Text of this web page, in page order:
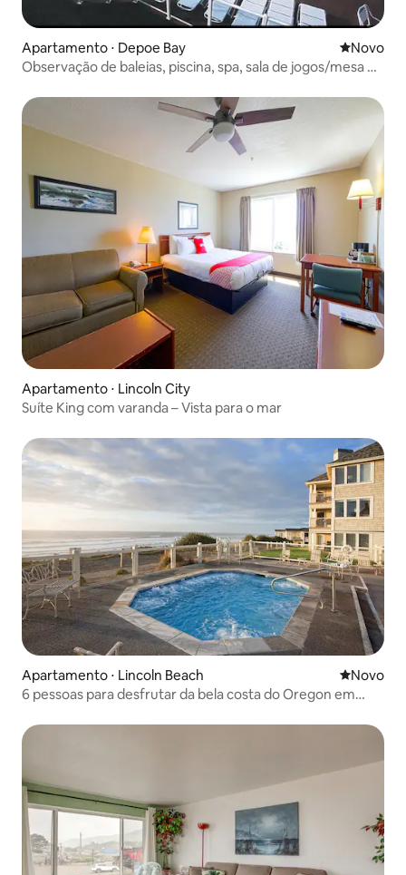
Apartamento ⋅ Depoe Bay Novo
Novo
Observação de baleias, piscina, spa, sala de jogos/mesa de
Apartamento ⋅ Lincoln City
Suíte King com varanda – Vista para o mar
Apartamento ⋅ Lincoln Beach Novo
Novo
6 pessoas para desfrutar da bela costa do Oregon em